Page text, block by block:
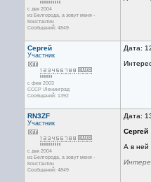
с дек 2004
из Белгорода, а зовут меня -
Константин
Сообщений: 4849
Сергей
Участник
с фев 2003
СССР /Ленинград
Сообщений: 1392
Дата:
RN3ZF
Участник
с дек 2004
из Белгорода, а зовут меня -
Константин
Сообщений: 4849
Дата:
Сергей
А в ней